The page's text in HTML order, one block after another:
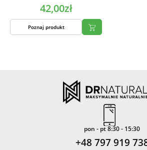
42,00zł
Poznaj produkt
pon - pt 8:30 - 15:30
+48 797 919